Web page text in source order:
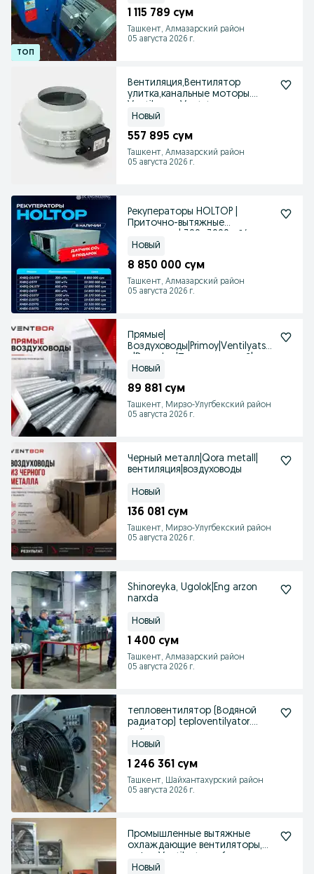
1 115 789 сум
Ташкент, Алмазарский район
05 августа 2026 г.
Вентиляция,Вентилятор
улитка,канальные моторы.
Новый
557 895 сум
Ташкент, Алмазарский район
05 августа 2026 г.
Рекуператоры HOLTOP |
Приточно-вытяжные
Новый
8 850 000 сум
Ташкент, Алмазарский район
05 августа 2026 г.
Прямые|
Воздуховоды|Primoy|Ventilyatsiy
Новый
89 881 сум
Ташкент, Мирзо-Улугбекский район
05 августа 2026 г.
Черный металл|Qora metall|
вентиляция|воздуховоды
Новый
136 081 сум
Ташкент, Мирзо-Улугбекский район
05 августа 2026 г.
Shinoreyka, Ugolok|Eng arzon
narxda
Новый
1 400 сум
Ташкент, Алмазарский район
05 августа 2026 г.
тепловентилятор (Водяной
радиатор) teploventilyator.
Новый
1 246 361 сум
Ташкент, Шайхантахурский район
05 августа 2026 г.
Промышленные вытяжные
охлаждающие вентиляторы,
Новый